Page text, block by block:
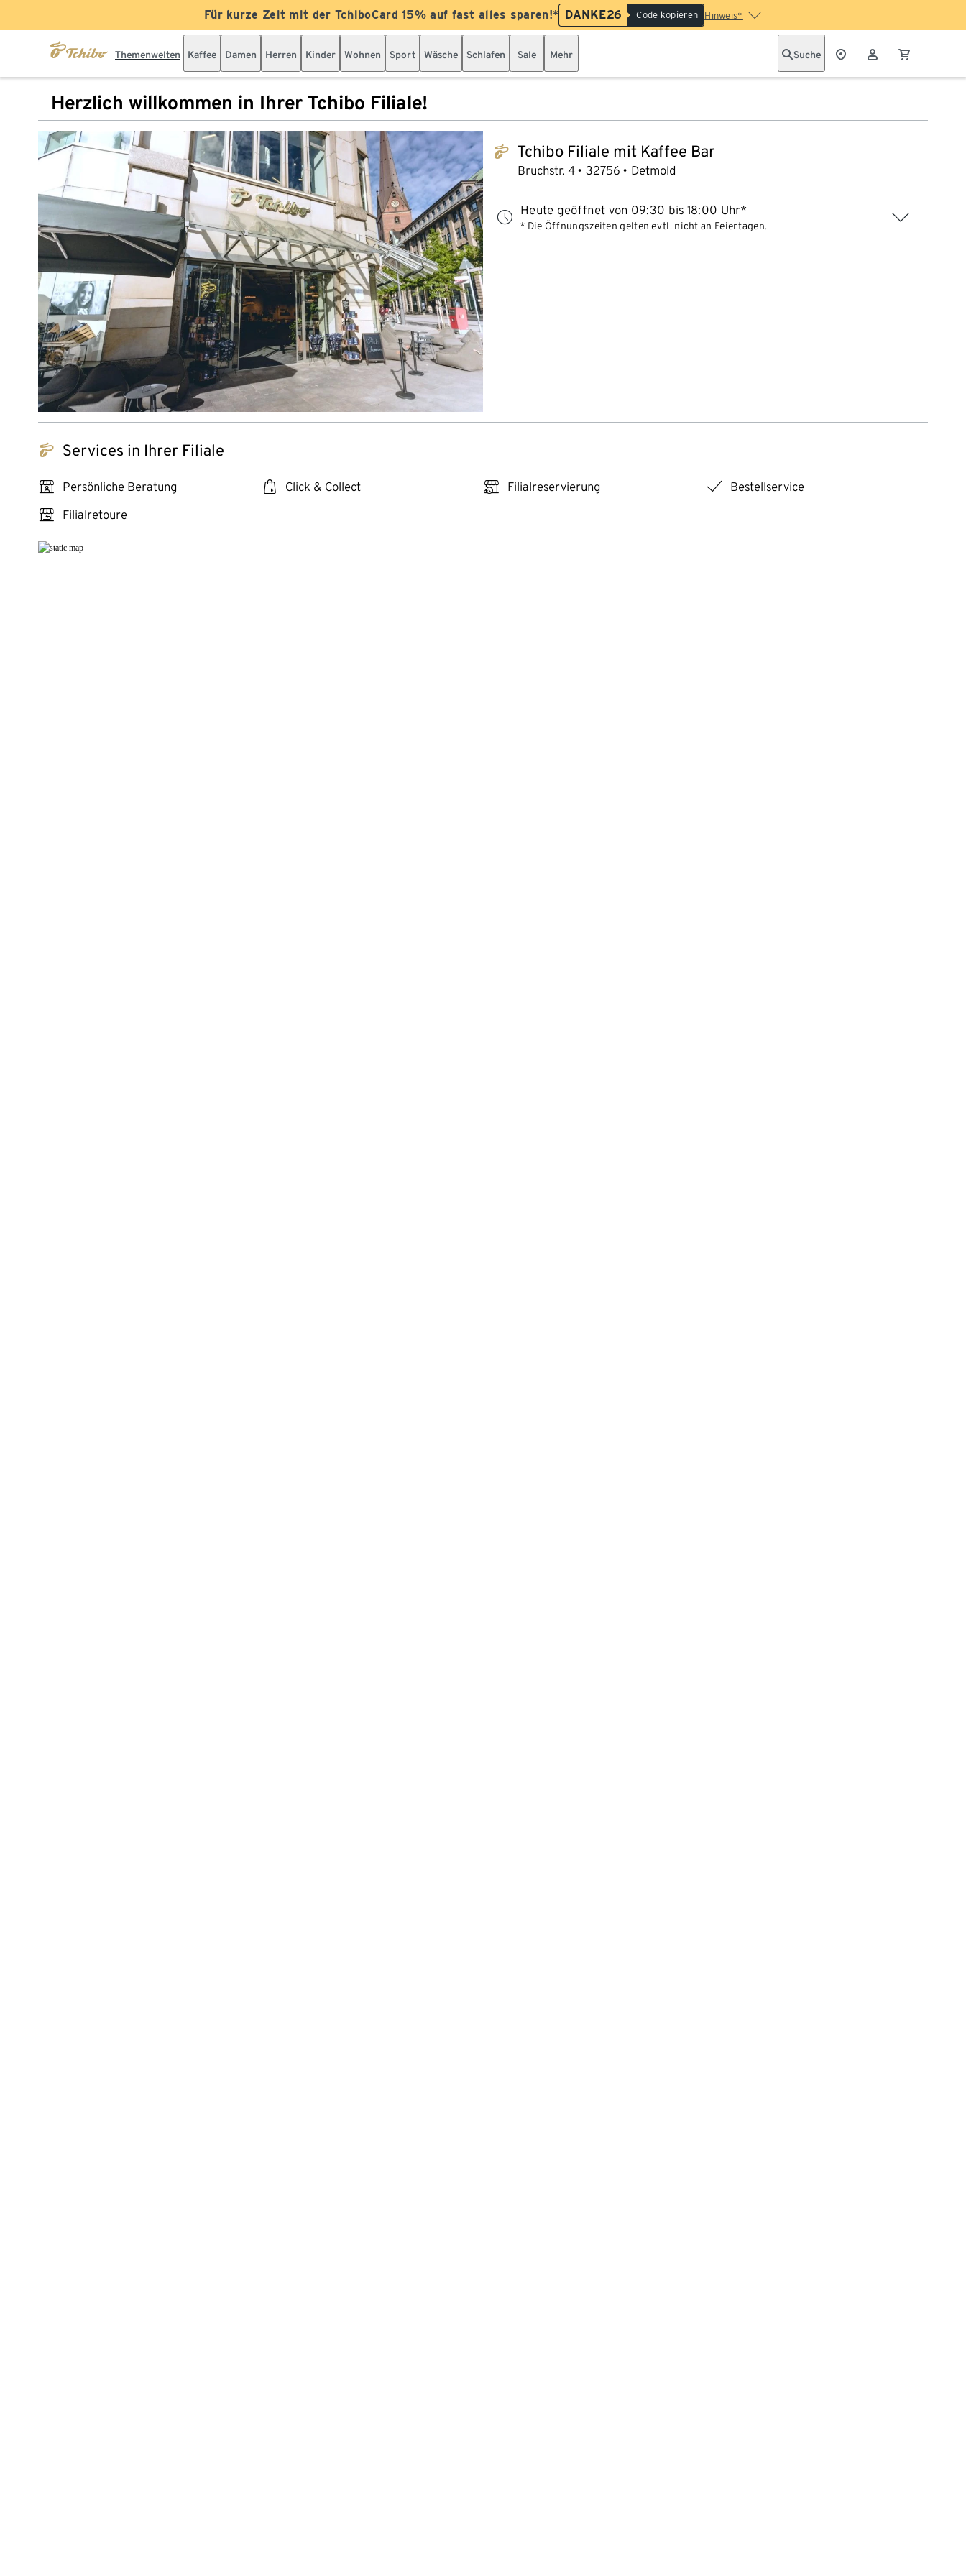
Für kurze Zeit mit der TchiboCard 15% auf fast alles sparen!* DANKE26 Code kopieren Hinweis*
Themenwelten Kaffee Damen Herren Kinder Wohnen Sport Wäsche Schlafen Sale Mehr Suche
Herzlich willkommen in Ihrer Tchibo Filiale!
tchibo_logo Tchibo Filiale mit Kaffee Bar
Bruchstr. 4 32756 Detmold
Heute geöffnet von 09:30 bis 18:00 Uhr*
* Die Öffnungszeiten gelten evtl. nicht an Feiertagen.
tchibo_logo Services in Ihrer Filiale
personal_services Persönliche Beratung click_collect Click & Collect click_reserve_store Filialreservierung checkmark Bestellservice
store_return Filialretoure